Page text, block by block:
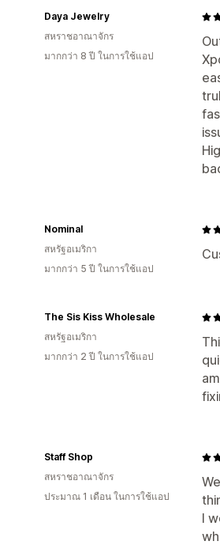
Daya Jewelry
สหราชอาณาจักร
มากกว่า 8 ปี ในการใช้แอป
Nominal
สหรัฐอเมริกา
มากกว่า 5 ปี ในการใช้แอป
The Sis Kiss Wholesale
สหรัฐอเมริกา
มากกว่า 2 ปี ในการใช้แอป
I
Staff Shop
สหราชอาณาจักร
ประมาณ 1 เดือน ในการใช้แอป